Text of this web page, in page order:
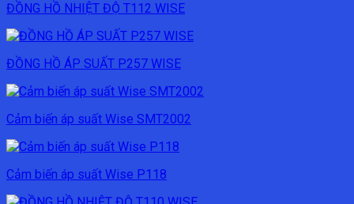
ĐỒNG HỒ NHIỆT ĐỘ T112 WISE
ĐỒNG HỒ ÁP SUẤT P257 WISE
Cảm biến áp suất Wise SMT2002
Cảm biến áp suất Wise P118